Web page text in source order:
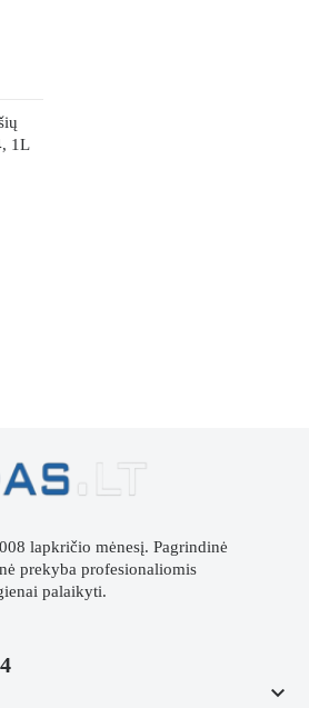
1L
lapkričio mėnesį. Pagrindinė
prekyba profesionaliomis
palaikyti.
keyboard_arrow_down